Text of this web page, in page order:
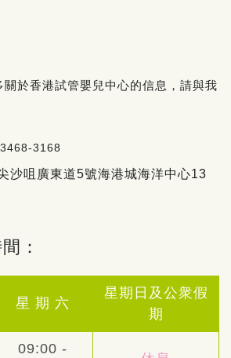
於香港試管嬰兒中心的信息，請與我
3168
沙咀廣東道5號海港城海洋中心13
：
星 期 六
星期日及公衆假
期
09:00 -